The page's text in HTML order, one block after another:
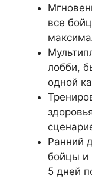
все
лобби,
одной
Ранний
бойцы и
5 дней